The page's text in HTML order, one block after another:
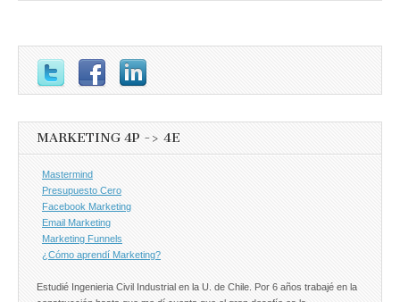
MARKETING 4P -> 4E
Mastermind
Presupuesto Cero
Facebook Marketing
Email Marketing
Marketing Funnels
¿Cómo aprendí Marketing?
Estudié Ingenieria Civil Industrial en la U. de Chile. Por 6 años trabajé en la